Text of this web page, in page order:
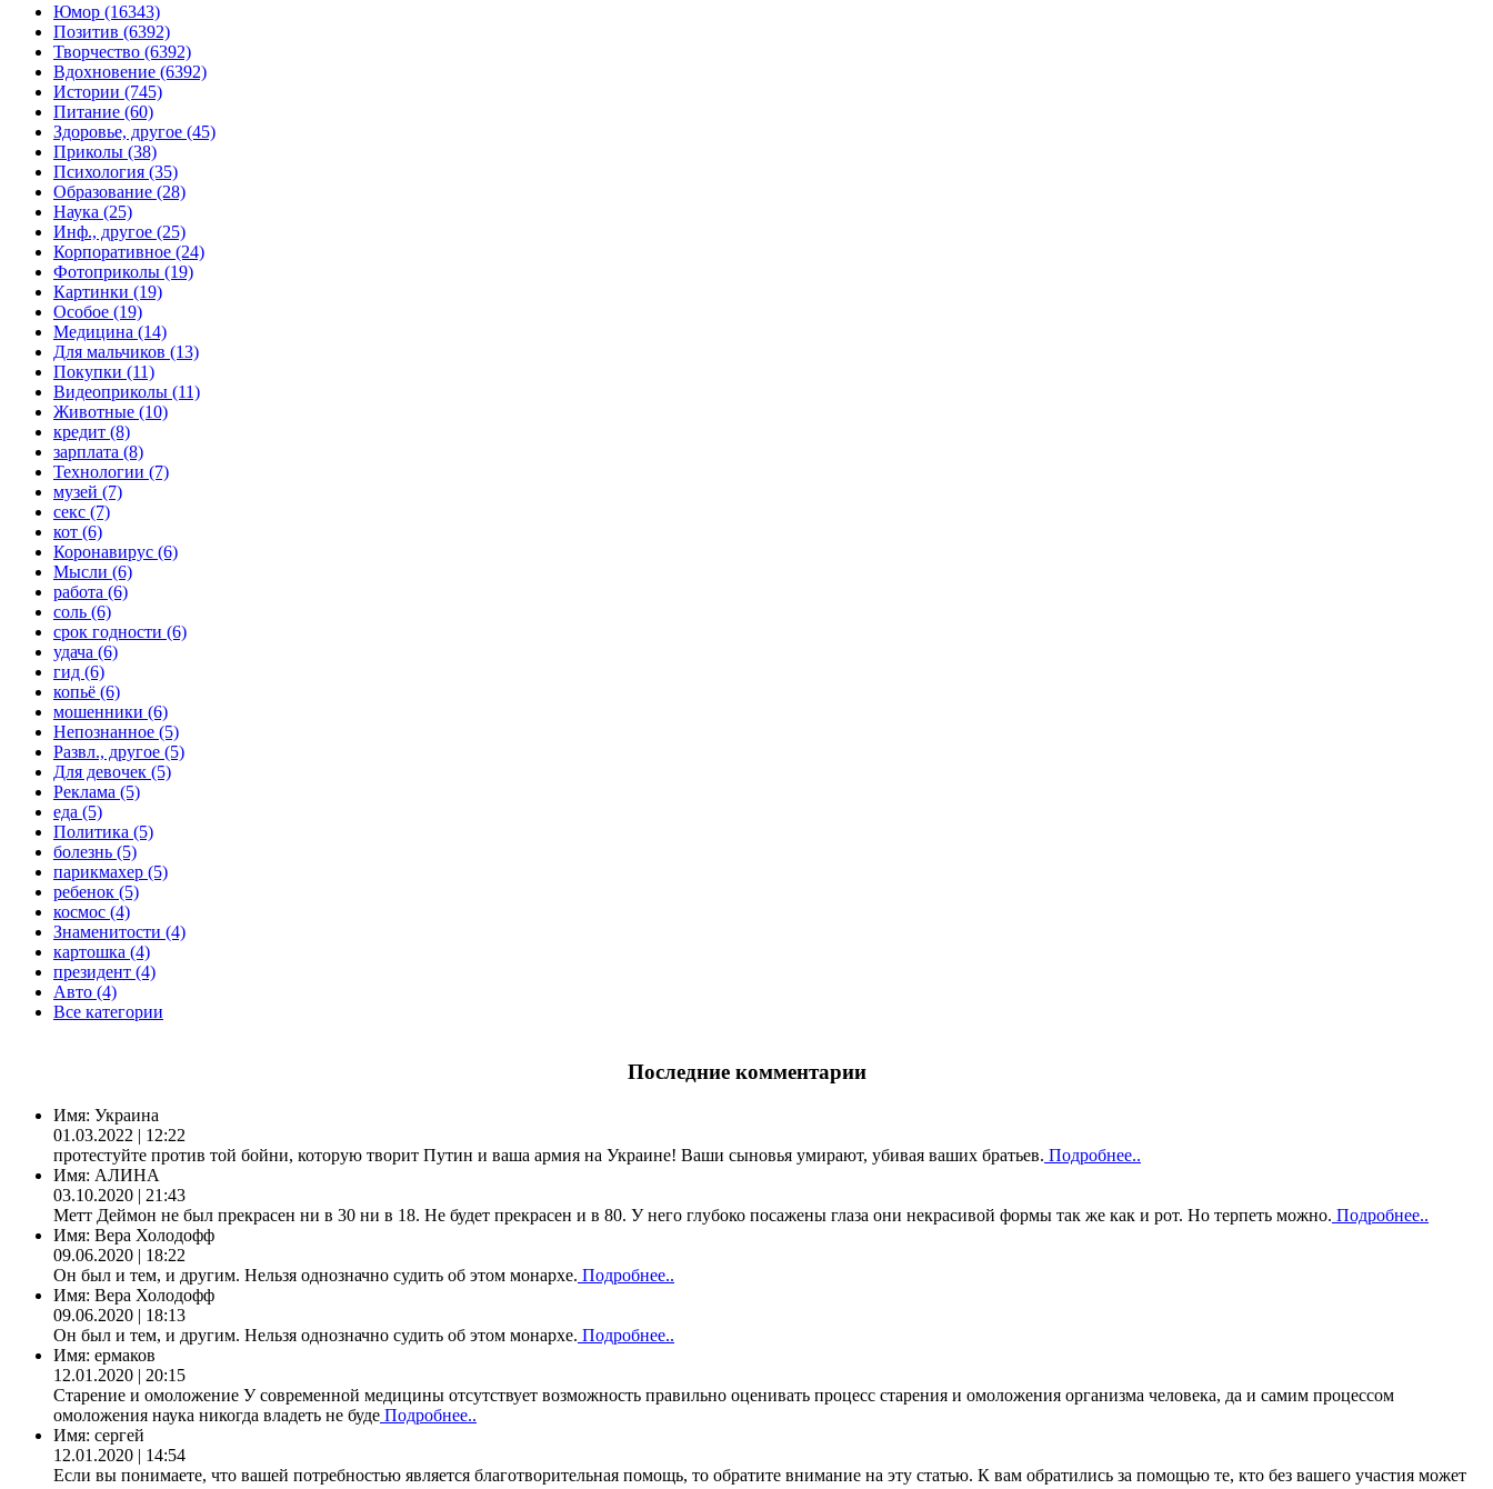
Юмор (16343)
Позитив (6392)
Творчество (6392)
Вдохновение (6392)
Истории (745)
Питание (60)
Здоровье, другое (45)
Приколы (38)
Психология (35)
Образование (28)
Наука (25)
Инф., другое (25)
Корпоративное (24)
Фотоприколы (19)
Картинки (19)
Особое (19)
Медицина (14)
Для мальчиков (13)
Покупки (11)
Видеоприколы (11)
Животные (10)
кредит (8)
зарплата (8)
Технологии (7)
музей (7)
секс (7)
кот (6)
Коронавирус (6)
Мысли (6)
работа (6)
соль (6)
срок годности (6)
удача (6)
гид (6)
копьё (6)
мошенники (6)
Непознанное (5)
Развл., другое (5)
Для девочек (5)
Реклама (5)
еда (5)
Политика (5)
болезнь (5)
парикмахер (5)
ребенок (5)
космос (4)
Знаменитости (4)
картошка (4)
президент (4)
Авто (4)
Все категории
Последние комментарии
Имя: Украина
01.03.2022 | 12:22
протестуйте против той бойни, которую творит Путин и ваша армия на Украине! Ваши сыновья умирают, убивая ваших братьев. Подробнее..
Имя: АЛИНА
03.10.2020 | 21:43
Метт Деймон не был прекрасен ни в 30 ни в 18. Не будет прекрасен и в 80. У него глубоко посажены глаза они некрасивой формы так же как и рот. Но терпеть можно. Подробнее..
Имя: Вера Холодофф
09.06.2020 | 18:22
Он был и тем, и другим. Нельзя однозначно судить об этом монархе. Подробнее..
Имя: Вера Холодофф
09.06.2020 | 18:13
Он был и тем, и другим. Нельзя однозначно судить об этом монархе. Подробнее..
Имя: ермаков
12.01.2020 | 20:15
Старение и омоложение У современной медицины отсутствует возможность правильно оценивать процесс старения и омоложения организма человека, да и самим процессом
омоложения наука никогда владеть не буде Подробнее..
Имя: сергей
12.01.2020 | 14:54
Если вы понимаете, что вашей потребностью является благотворительная помощь, то обратите внимание на эту статью. К вам обратились за помощью те, кто без вашего участия может